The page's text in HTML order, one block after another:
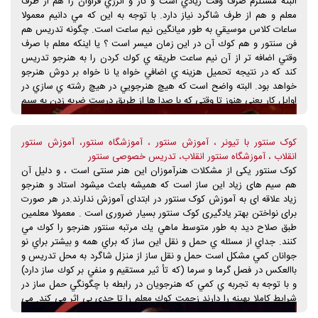
موسيقي ايراني را فرا گيرد و رفته رفته مي تواند با تكيه به گوش خود،
سازش را كوك نمايد. نكته ي قابل ذكر اين است كه براي آموزش كار با تيونر
دانستن تئوري موسيقي و فواصل و گامهاي ايراني ضروري نيست بلكه فقط
لازم است موضوعات و موارد مربوط به اين كار را به هنرجويان درس داد تا
بتوانند قطعات درس گرفته شده ي خود را با سنتوري كه حداقل ۹۰ درصد آن
كوك است اجرا كنند و لذت ببرند و آموزش تئوري موسيقي مربوط به
فواصل و گامها را در آينده به آن بپردازند.
معلم و هم از طرف شاگرد نياز دارد. با توجه به اين كه مي دانيم معمولا
ساعات كلاس موسيقي به طور ميانگين نيم ساعت است. چگونه تدريس هم
فن سنتور و هم كوك آن در اين زمان ميسر است ؟ يا اينكه معلم با صرف
وقتي اضافه تر از آن نيم ساعت طريقه ي كوك كردن را به هنرجو تدريس
كند كه در نتيجه تحميل هزينه ي اضافي خواه يا نا خواه بر دوش هنرجو
خواهد بود. البته واضح است كه هيچ هنرجويي در هيچ رشته ي سازي در
اوايل كار يعني هنوز تا وقتي كه با صدا ها از طريق درست ضربه زدن به سيم
و نواختن آهنگ آشنا نشده معلم قادر به تدريس كوك نخواهد بود به ويژه
قطع آموزش چگونگي كوك و تشخيص صداي درست حداقل چند سال به
طول مي انجامد. ۲- توصيه ي معلم به شنيدن آثار موسيقيِ مربوط كه باعث
تقويت گوش هنرجو مي شود. اين امر كه البته بهترين روش به نظر مي
رسد نيز مدت زمانِ زيادي طول خواهد كشيد تا گوش هنرجو پرورش يابد و
تا آن زمان به علت مشكلاتي كه در بالا ذكر شد مدتها بايد با ساز ناكوك
تمرين كند (كه اين خود موجب تأخير در پرورش گوش او ميشود) تا زماني
كه مهارت كوك را از طريقِ شنيداري حاصل كند. ۳- استفاده از تيونر براي
كوك سنتور: عقيده بر اين است كه مقامها و فواصلِ موسيقيِ ايراني را بر
مبناي تشخيص گوش مي توان دقيق شناخت و كوك كرد و دستگاه هاي
كوك موجود (تيونر) قادر نيستند كه فواصل دقيق كوكهاي گامهاي ايراني را
بدهند.
کوک سنتور با تیونر ، آموزش سنتور ، آموزشگاه سنتور، آموزش سنتور
انقلاب ، آموزشگاه سنتور انقلاب، تدریس خصوصی سنتور
کوک سنتور یکی از مشکلات هنرآموزان این هنر سنتی است ، و دلیل آن
هم سیم های زیاد این ساز است که همیشه باعث میشود استاد و هنرجو
زیاد علاقه ای به آموزش کوک سنتور در ابتدای آموزش ندارند.در هر صورت
برای نواختن بهتر یادگیری کوک سنتور بسیار ضروری است . معمولا معلمين
طبق صلاح ديد به طور متوسط ماهي يك مرتبه سنتور هنرجو را كوك مي
كنند. جداي از مسئله ي حمل و نقل اين ساز كه براي همه و بيشتر براي نو
جوانان كمي مشكل است حمل و نقل ساز از منزل شاگرد به محل تدريس و
باالعكس در فصل گرما و سرما (كه تأ ثير مستقيم و منفي بر كوك ساز دارد)
و با توجه به تجربه ي كمي كه هنرجويان در رابطه با چگونگي حمل ساز در
شرايط كاملا بهينه را دارند زحمت كوك معلم را تا حدي بي اثر مي كند. مي
دانيم بنا بر قابليت اين ساز (و البته اكثر سازها) مدت زماني كه اين ساز